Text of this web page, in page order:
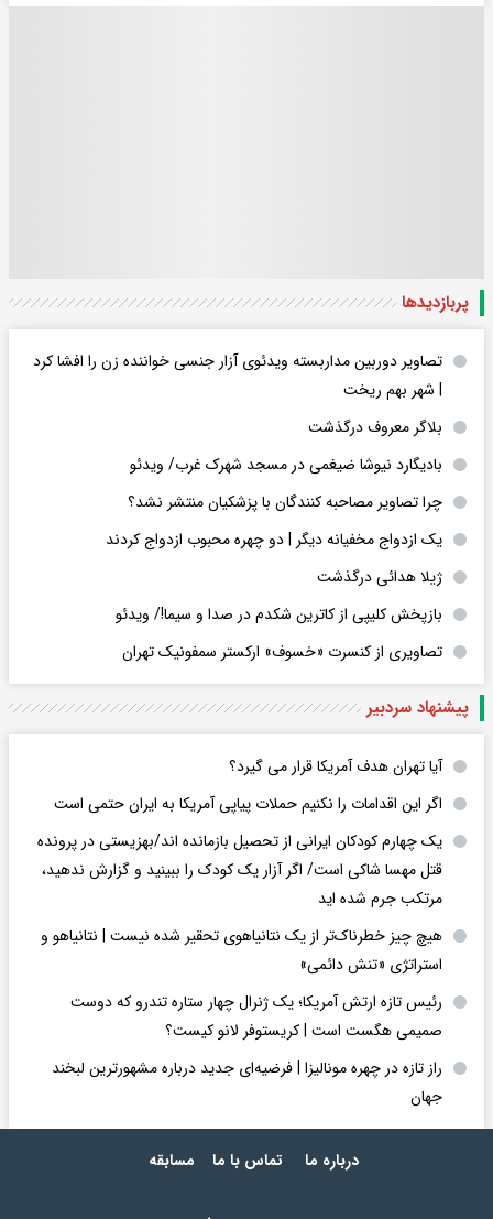
پربازدید‌ها
تصاویر دوربین مداربسته ویدئوی آزار جنسی خواننده زن را افشا کرد
| شهر بهم ریخت
بلاگر معروف درگذشت
بادیگارد نیوشا ضیغمی در مسجد شهرک غرب/ ویدئو
چرا تصاویر مصاحبه کنندگان با پزشکیان منتشر نشد؟
یک ازدواج مخفیانه دیگر | دو چهره محبوب ازدواج کردند
ژیلا هدائی درگذشت
بازپخش کلیپی از کاترین شکدم در صدا و سیما!/ ویدئو
تصاویری از کنسرت «خسوف» ارکستر سمفونیک تهران
پیشنهاد سردبیر
آیا تهران هدف آمریکا قرار می گیرد؟
اگر این اقدامات را نکنیم حملات پیاپی آمریکا به ایران حتمی است
یک چهارم کودکان ایرانی از تحصیل بازمانده اند/بهزیستی در پرونده
قتل مهسا شاکی است/ اگر آزار یک کودک را ببینید و گزارش ندهید،
مرتکب جرم شده اید
هیچ چیز خطرناک‌تر از یک نتانیاهوی تحقیر شده نیست | نتانیاهو و
استراتژی «تنش دائمی»
رئیس تازه ارتش آمریکا؛ یک ژنرال چهار ستاره تندرو که دوست
صمیمی هگست است | کریستوفر لانو کیست؟
راز تازه در چهره مونالیزا | فرضیه‌ای جدید درباره مشهورترین لبخند
جهان
درباره ما تماس با ما مسابقه